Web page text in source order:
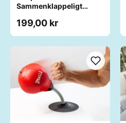
Sammenklappeligt
199,00 kr